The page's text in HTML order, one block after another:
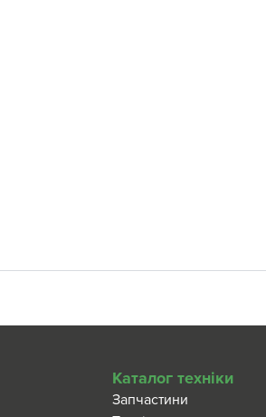
Каталог техніки
Запчастини